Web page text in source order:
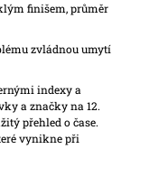
finišem, průměr
zvládnou umytí
indexy a
a značky na 12.
přehled o čase.
vynikne při